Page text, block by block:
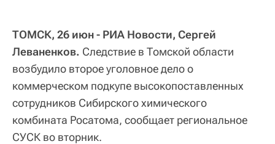
ТОМСК, 26 июн - РИА Новости, Сергей
Леваненков. Следствие в Томской области
возбудило второе уголовное дело о
коммерческом подкупе высокопоставленных
сотрудников Сибирского химического
комбината Росатома, сообщает региональное
СУСК во вторник.